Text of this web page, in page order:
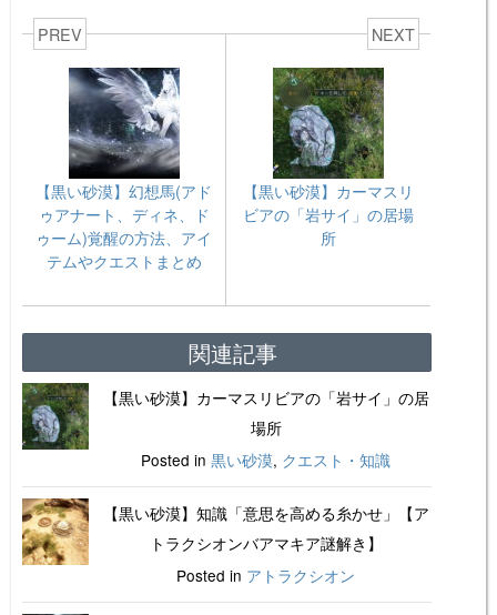
PREV
【黒い砂漠】幻想馬(アド
ゥアナート、ディネ、ド
ゥーム)覚醒の方法、アイ
テムやクエストまとめ
NEXT
【黒い砂漠】カーマスリ
ビアの「岩サイ」の居場
所
関連記事
【黒い砂漠】カーマスリビアの「岩サイ」の居
場所
Posted in 黒い砂漠, クエスト・知識
【黒い砂漠】知識「意思を高める糸かせ」【ア
トラクシオンバアマキア謎解き】
Posted in アトラクシオン